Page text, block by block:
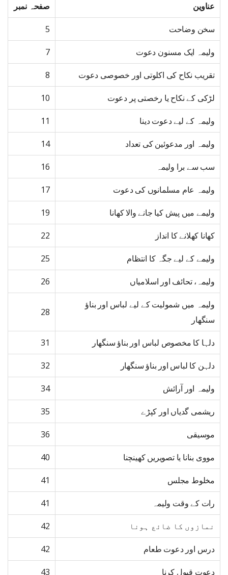
عناوین صفحہ نمبر
سخن وضاحت 5
ولیمہ ایک مسنون دعوت 7
تقریب نکاح کی اکلوتی اور خصوصی دعوت 8
لڑکی کے نکاح یا رخصتی پر دعوت 10
ولیمہ کے لیے دعوت دینا 11
ولیمہ اور مدعوئین کی تعداد 14
سب سے برا ولیمہ 16
ولیمہ عام مسلمانوں کی دعوت 17
ولیمے میں پیش کیا جانے والا کھانا 19
کھانا کھلانے کا انداز 22
ولیمے کے لیے جگہ کا انتظام 25
ولیمہ، تحائف اور اسلامیاں 26
ولیمہ میں شمولیت کے لیے لباس اور بناؤ
سنگھار
28
دلہا کا مخصوص لباس اور بناؤ سنگھار 31
دلہن کا لباس اور بناؤ سنگھار 32
ولیمہ اور آرائش 34
ریشمی گدیاں اور کپڑے 35
موسیقی 36
مووی بنانا یا تصویریں کھینچنا 40
مخلوط مجلس 41
رات کے وقت ولیمہ 41
نمازوں کا ضائع ہونا 42
درس اور دعوت طعام 42
دعوت قبول کرنا 43